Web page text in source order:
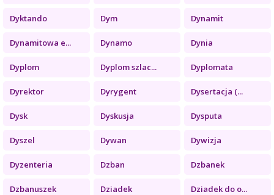
Dyktando Dym Dynamit
Dynamitowa e... Dynamo Dynia
Dyplom Dyplom szlac... Dyplomata
Dyrektor Dyrygent Dysertacja (...
Dysk Dyskusja Dysputa
Dyszel Dywan Dywizja
Dyzenteria Dzban Dzbanek
Dzbanuszek Dziadek Dziadek do o...